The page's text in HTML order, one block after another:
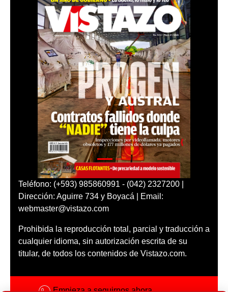
Teléfono: (+593) 985860991 - (042) 2327200 |
Dirección: Aguirre 734 y Boyacá | Email:
webmaster@vistazo.com
Prohibida la reproducción total, parcial y traducción a
cualquier idioma, sin autorización escrita de su
titular, de todos los contenidos de Vistazo.com.